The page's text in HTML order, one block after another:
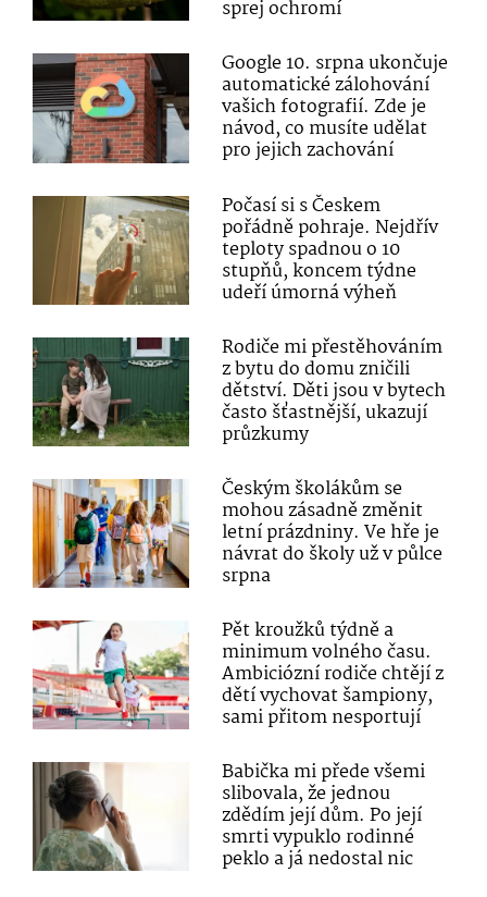
sprej ochromí
Google 10. srpna ukončuje
automatické zálohování
vašich fotografií. Zde je
návod, co musíte udělat
pro jejich zachování
Počasí si s Českem
pořádně pohraje. Nejdřív
teploty spadnou o 10
stupňů, koncem týdne
udeří úmorná výheň
Rodiče mi přestěhováním
z bytu do domu zničili
dětství. Děti jsou v bytech
často šťastnější, ukazují
průzkumy
Českým školákům se
mohou zásadně změnit
letní prázdniny. Ve hře je
návrat do školy už v půlce
srpna
Pět kroužků týdně a
minimum volného času.
Ambiciózní rodiče chtějí z
dětí vychovat šampiony,
sami přitom nesportují
Babička mi přede všemi
slibovala, že jednou
zdědím její dům. Po její
smrti vypuklo rodinné
peklo a já nedostal nic